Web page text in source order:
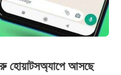
হোয়াটসঅ্যাপে আসছে